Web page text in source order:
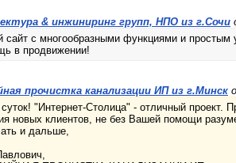
& инжиниринг групп, НПО из г.Сочи
сайт с многообразными функциями и
в продвижении!
прочистка канализации ИП из г.Минск
"Интернет-Столица" - отличный проект.
новых клиентов, не без Вашей помощи
и дальше,